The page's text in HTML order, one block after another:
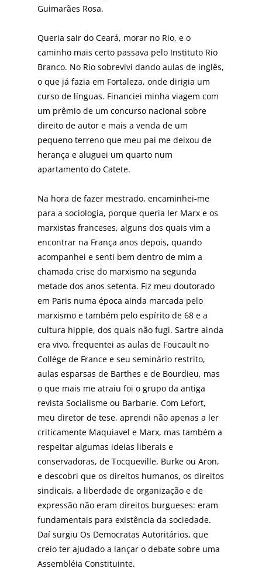
Guimarães Rosa.
Queria sair do Ceará, morar no Rio, e o
caminho mais certo passava pelo Instituto Rio
Branco. No Rio sobrevivi dando aulas de inglês,
o que já fazia em Fortaleza, onde dirigia um
curso de línguas. Financiei minha viagem com
um prêmio de um concurso nacional sobre
direito de autor e mais a venda de um
pequeno terreno que meu pai me deixou de
herança e aluguei um quarto num
apartamento do Catete.
Na hora de fazer mestrado, encaminhei-me
para a sociologia, porque queria ler Marx e os
marxistas franceses, alguns dos quais vim a
encontrar na França anos depois, quando
acompanhei e senti bem dentro de mim a
chamada crise do marxismo na segunda
metade dos anos setenta. Fiz meu doutorado
em Paris numa época ainda marcada pelo
marxismo e também pelo espírito de 68 e a
cultura hippie, dos quais não fugi. Sartre ainda
era vivo, frequentei as aulas de Foucault no
Collège de France e seu seminário restrito,
aulas esparsas de Barthes e de Bourdieu, mas
o que mais me atraiu foi o grupo da antiga
revista Socialisme ou Barbarie. Com Lefort,
meu diretor de tese, aprendi não apenas a ler
criticamente Maquiavel e Marx, mas também a
respeitar algumas ideias liberais e
conservadoras, de Tocqueville, Burke ou Aron,
e descobri que os direitos humanos, os direitos
sindicais, a liberdade de organização e de
expressão não eram direitos burgueses: eram
fundamentais para existência da sociedade.
Daí surgiu Os Democratas Autoritários, que
creio ter ajudado a lançar o debate sobre uma
Assembléia Constituinte.